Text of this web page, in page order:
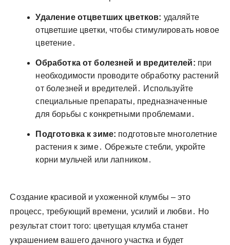
Удаление отцветших цветков: удаляйте
отцветшие цветки‚ чтобы стимулировать новое
цветение․
Обработка от болезней и вредителей: при
необходимости проводите обработку растений
от болезней и вредителей․ Используйте
специальные препараты‚ предназначенные
для борьбы с конкретными проблемами․
Подготовка к зиме: подготовьте многолетние
растения к зиме․ Обрежьте стебли‚ укройте
корни мульчей или лапником․
Создание красивой и ухоженной клумбы – это
процесс‚ требующий времени‚ усилий и любви․ Но
результат стоит того: цветущая клумба станет
украшением вашего дачного участка и будет